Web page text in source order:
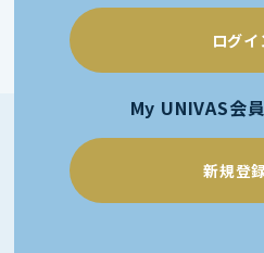
ログイ
My UNIVAS会
新規登